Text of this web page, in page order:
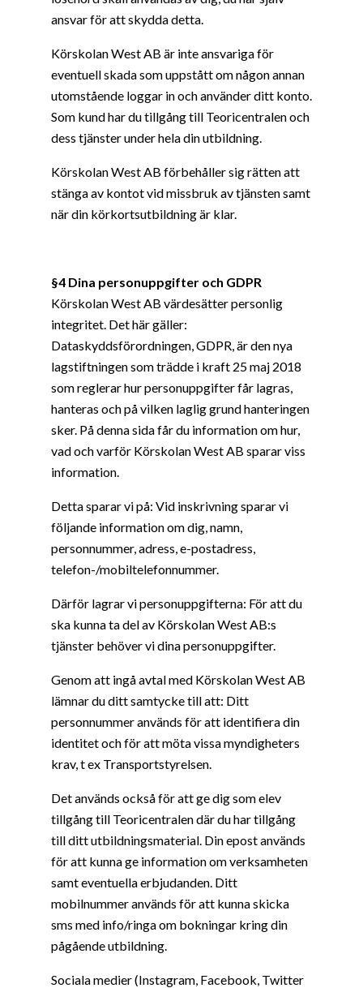
ansvar för att skydda detta.
Körskolan West AB är inte ansvariga för
eventuell skada som uppstått om någon annan
utomstående loggar in och använder ditt konto.
Som kund har du tillgång till Teoricentralen och
dess tjänster under hela din utbildning.
Körskolan West AB förbehåller sig rätten att
stänga av kontot vid missbruk av tjänsten samt
när din körkortsutbildning är klar.
§4 Dina personuppgifter och GDPR
Körskolan West AB värdesätter personlig
integritet. Det här gäller:
Dataskyddsförordningen, GDPR, är den nya
lagstiftningen som trädde i kraft 25 maj 2018
som reglerar hur personuppgifter får lagras,
hanteras och på vilken laglig grund hanteringen
sker. På denna sida får du information om hur,
vad och varför Körskolan West AB sparar viss
information.
Detta sparar vi på: Vid inskrivning sparar vi
följande information om dig, namn,
personnummer, adress, e-postadress,
telefon-/mobiltelefonnummer.
Därför lagrar vi personuppgifterna: För att du
ska kunna ta del av Körskolan West AB:s
tjänster behöver vi dina personuppgifter.
Genom att ingå avtal med Körskolan West AB
lämnar du ditt samtycke till att: Ditt
personnummer används för att identifiera din
identitet och för att möta vissa myndigheters
krav, t ex Transportstyrelsen.
Det används också för att ge dig som elev
tillgång till Teoricentralen där du har tillgång
till ditt utbildningsmaterial. Din epost används
för att kunna ge information om verksamheten
samt eventuella erbjudanden. Ditt
mobilnummer används för att kunna skicka
sms med info/ringa om bokningar kring din
pågående utbildning.
Sociala medier (Instagram, Facebook, Twitter